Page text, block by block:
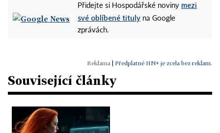
Přidejte si Hospodářské noviny mezi
své oblíbené tituly na Google
zprávách.
Předplatné HN+ je zcela bez reklam.
Související články